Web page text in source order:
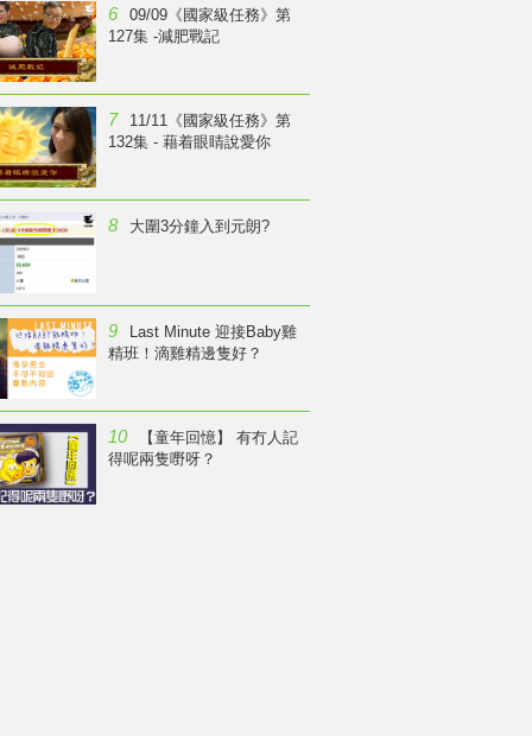
6
09/09《國家級任務》第
127集 -減肥戰記
7
11/11《國家級任務》第
132集 - 藉着眼睛說愛你
8 大圍3分鐘入到元朗?
9
Last Minute 迎接Baby雞
精班！滴雞精邊隻好？
10
【童年回憶】 有冇人記
得呢兩隻嘢呀？